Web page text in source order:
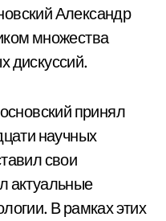
Александр
множества
дискуссий.
принял
научных
свои
актуальные
В рамках этих